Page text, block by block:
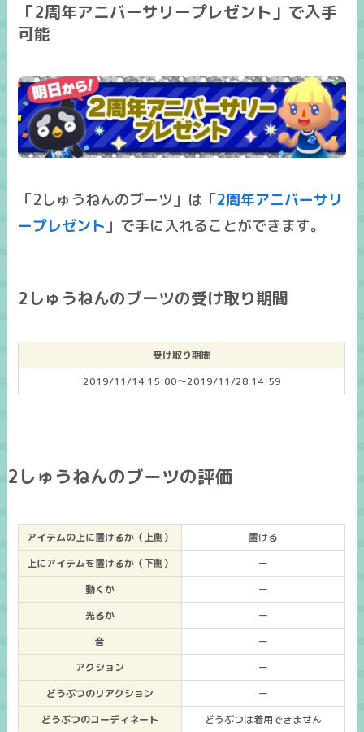
「2周年アニバーサリープレゼント」で入手
可能
「2しゅうねんのブーツ」は「2周年アニバーサリ
ープレゼント」で手に入れることができます。
2しゅうねんのブーツの受け取り期間
受け取り期間
2019/11/14 15:00～2019/11/28 14:59
2しゅうねんのブーツの評価
アイテムの上に置けるか（上側）
置ける
上にアイテムを置けるか（下側）
ー
動くか
ー
光るか
ー
音
ー
アクション
ー
どうぶつのリアクション
ー
どうぶつのコーディネート
どうぶつは着用できません